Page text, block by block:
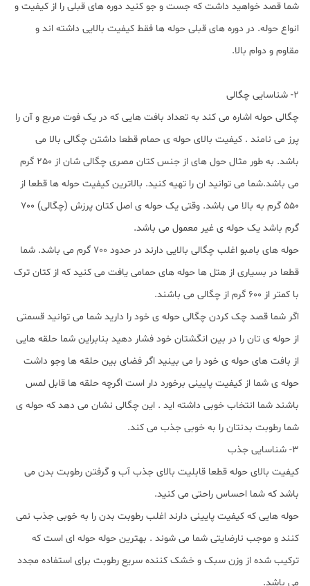
شما قصد خواهید داشت که جست و جو کنید دوره های قبلی را از کیفیت و
انواع حوله. در دوره های قبلی حوله ها فقط کیفیت بالایی داشته اند و
مقاوم و دوام بالا.
2- شناسایی چگالی
چگالی حوله اشاره می کند به تعداد بافت هایی که در یک فوت مربع و آن را
پرز می نامند . کیفیت بالای حوله ی حمام قطعا داشتن چگالی بالا می
باشد. به طور مثال حول های از جنس کتان مصری چگالی شان از 250 گرم
می باشد.شما می توانید ان را تهیه کنید. بالاترین کیفیت حوله ها قطعا از
550 گرم به بالا می باشد. وقتی یک حوله ی اصل کتان پرزش (چگالی) 700
گرم باشد یک حوله ی غیر معمول می باشد.
حوله های بامبو اغلب چگالی بالایی دارند در حدود 700 گرم می باشد. شما
قطعا در بسیاری از هتل ها حوله های حمامی یافت می کنید که از کتان ترک
با کمتر از 600 گرم از چگالی می باشند.
اگر شما قصد چک کردن چگالی حوله ی خود را دارید شما می توانید قسمتی
از حوله ی تان را در بین انگشتان خود فشار دهید بنابراین شما حلقه هایی
از بافت های حوله ی خود را می بینید اگر فضای بین حلقه ها وجو داشت
حوله ی شما از کیفیت پایینی برخورد دار است اگرچه حلقه ها قابل لمس
باشند شما انتخاب خوبی داشته اید . این چگالی نشان می دهد که حوله ی
شما رطوبت بدنتان را به خوبی جذب می کند.
3- شناسایی جذب
کیفیت بالای حوله قطعا قابلیت بالای جذب آب و گرفتن رطوبت بدن می
باشد که شما احساس راحتی می کنید.
حوله هایی که کیفیت پایینی دارند اغلب رطوبت بدن را به خوبی جذب نمی
کنند و موجب نارضایتی شما می شوند . بهترین حوله حوله ای است که
ترکیب شده از وزن سبک و خشک کننده سریع رطوبت برای استفاده مجدد
می باشد.